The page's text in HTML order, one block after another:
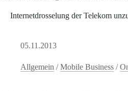
Internetdrosselung der Telekom
05.11.2013
Allgemein /Mobile Business /